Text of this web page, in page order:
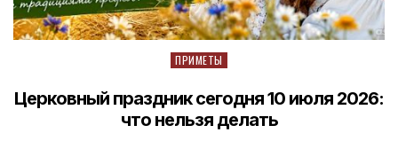
Posted
ПРИМЕТЫ
Церковный праздник сегодня 10 июля 2026:
что нельзя делать